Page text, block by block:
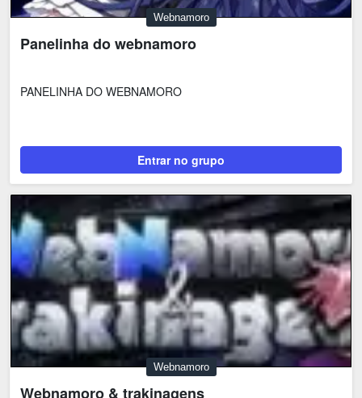
Ofertas e Cupons
Política
Religião
Investimentos
Motivação e Autoajuda
Webnamoro
Panelinha do webnamoro
PANELINHA DO WEBNAMORO
Entrar no grupo
Webnamoro
Webnamoro & trakinagens